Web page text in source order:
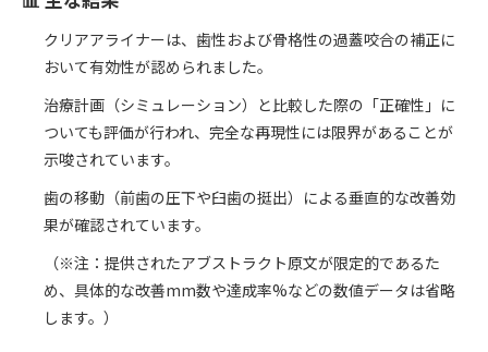
クリアアライナーは、歯性および骨格性の過蓋咬合の補正に
おいて有効性が認められました。
治療計画（シミュレーション）と比較した際の「正確性」に
ついても評価が行われ、完全な再現性には限界があることが
示唆されています。
歯の移動（前歯の圧下や臼歯の挺出）による垂直的な改善効
果が確認されています。
（※注：提供されたアブストラクト原文が限定的であるた
め、具体的な改善mm数や達成率%などの数値データは省略
します。）